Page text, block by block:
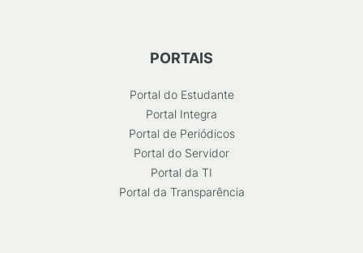
PORTAIS
Portal do Estudante
Portal Integra
Portal de Periódicos
Portal do Servidor
Portal da TI
Portal da Transparência